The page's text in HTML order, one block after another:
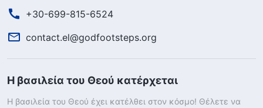
+30-699-815-6524
contact.el@godfootsteps.org
Η βασιλεία του Θεού κατέρχεται
Η βασιλεία του Θεού έχει κατέλθει στον κόσμο! Θέλετε να